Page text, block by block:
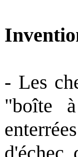
- Les
"boîte